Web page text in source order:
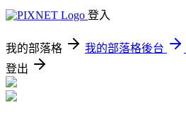
登入
我的部落格 我的部落格後台
登出